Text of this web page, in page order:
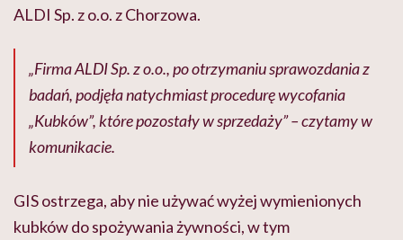
ALDI Sp. z o.o. z Chorzowa.
„Firma ALDI Sp. z o.o., po otrzymaniu sprawozdania z
badań, podjęła natychmiast procedurę wycofania
„Kubków”, które pozostały w sprzedaży” – czytamy w
komunikacie.
GIS ostrzega, aby nie używać wyżej wymienionych
kubków do spożywania żywności, w tym